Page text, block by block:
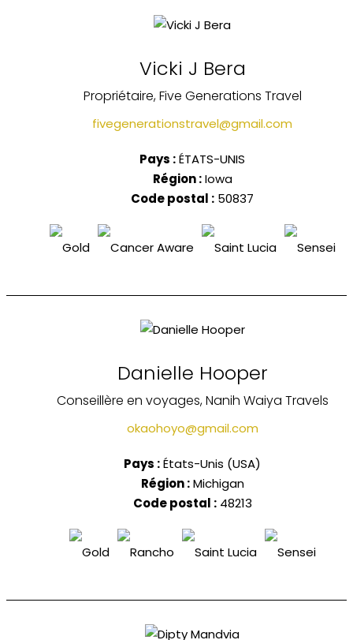
Vicki J Bera
Propriétaire, Five Generations Travel
fivegenerationstravel@gmail.com
Pays :ÉTATS-UNIS
Région : Iowa
Code postal : 50837
Danielle Hooper
Conseillère en voyages, Nanih Waiya Travels
okaohoyo@gmail.com
Pays :États-Unis (USA)
Région : Michigan
Code postal : 48213